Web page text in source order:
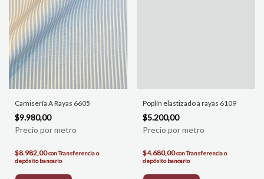
Camisería A Rayas 6605
$9.980,00
$8.982,00conTransferencia o
depósito bancario
Poplín elastizado a rayas 6109
$5.200,00
$4.680,00conTransferencia o
depósito bancario